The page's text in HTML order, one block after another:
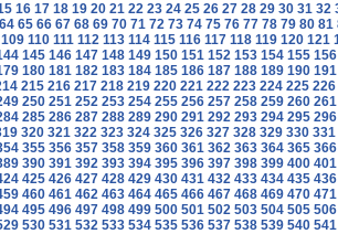
16 17 18 19 20 21 22 23 24 25 26 27 28 29 30 31 32
64 65 66 67 68 69 70 71 72 73 74 75 76 77 78 79 80 81
109 110 111 112 113 114 115 116 117 118 119 120 121
145 146 147 148 149 150 151 152 153 154 155 156
180 181 182 183 184 185 186 187 188 189 190 191
215 216 217 218 219 220 221 222 223 224 225 226
250 251 252 253 254 255 256 257 258 259 260 261
285 286 287 288 289 290 291 292 293 294 295 296
320 321 322 323 324 325 326 327 328 329 330 331
355 356 357 358 359 360 361 362 363 364 365 366
390 391 392 393 394 395 396 397 398 399 400 401
425 426 427 428 429 430 431 432 433 434 435 436
460 461 462 463 464 465 466 467 468 469 470 471
495 496 497 498 499 500 501 502 503 504 505 506
530 531 532 533 534 535 536 537 538 539 540 541